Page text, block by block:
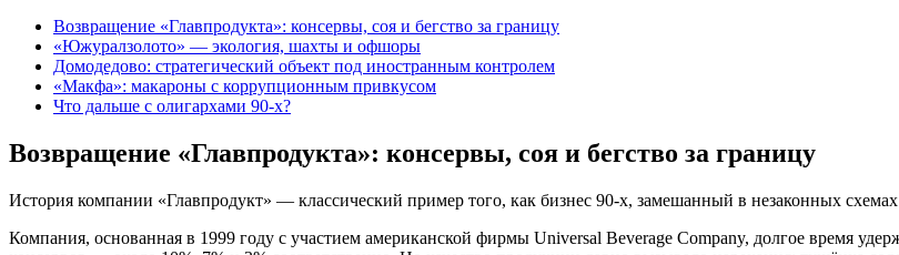
Возвращение «Главпродукта»: консервы, соя и бегство за границу
«Южуралзолото» — экология, шахты и офшоры
Домодедово: стратегический объект под иностранным контролем
«Макфа»: макароны с коррупционным привкусом
Что дальше с олигархами 90-х?
Возвращение «Главпродукта»: консервы, соя и бегство за границу
История компании «Главпродукт» — классический пример того, как бизнес 90-х, замешанный в незаконных
Компания, основанная в 1999 году с участием американской фирмы Universal Beverage Company, долгое время